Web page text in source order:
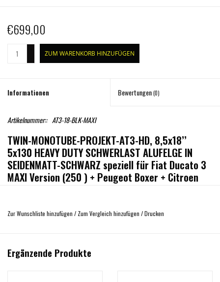
€699,00
ZUM WARENKORB HINZUFÜGEN
Informationen Bewertungen(0)
Artikelnummer:: AT3-18-BLK-MAXI
TWIN-MONOTUBE-PROJEKT-AT3-HD, 8,5x18’’
5x130 HEAVY DUTY SCHWERLAST ALUFELGE IN
SEIDENMATT-SCHWARZ speziell für Fiat Ducato 3
MAXI Version (250 ) + Peugeot Boxer + Citroen
hinten, inkl. Anfahrschutzring, zulässige Radlast 1375 kg
speziell als nahtlos passendes Rundum-Sorglos Paket entwickelt. Dies bedeutet
neben gigantischen 1390 kg geprüfter Radlast auch passgenau ohne der
Zur Wunschliste hinzufügen / Zum Vergleich hinzufügen /Drucken
Ergänzende Produkte